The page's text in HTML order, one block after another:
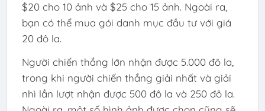
$20 cho 10 ảnh và $25 cho 15 ảnh. Ngoài ra,
bạn có thể mua gói danh mục đầu tư với giá
20 đô la.
Người chiến thắng lớn nhận được 5.000 đô la,
trong khi người chiến thắng giải nhất và giải
nhì lần lượt nhận được 500 đô la và 250 đô la.